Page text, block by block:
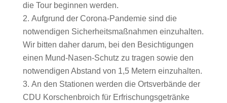
die Tour beginnen werden.
Aufgrund der Corona-Pandemie sind die
notwendigen Sicherheitsmaßnahmen einzuhalten.
Wir bitten daher darum, bei den Besichtigungen
einen Mund-Nasen-Schutz zu tragen sowie den
notwendigen Abstand von 1,5 Metern einzuhalten.
An den Stationen werden die Ortsverbände der
CDU Korschenbroich für Erfrischungsgetränke